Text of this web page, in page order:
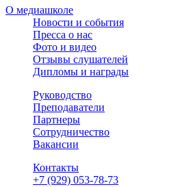
О медиашколе
Новости и события
Пресса о нас
Фото и видео
Отзывы слушателей
Дипломы и награды
Руководство
Преподаватели
Партнеры
Сотрудничество
Вакансии
Контакты
+7 (929) 053-78-73